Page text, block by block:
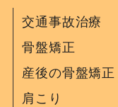
交通事故治療
骨盤矯正
産後の骨盤矯正
肩こり